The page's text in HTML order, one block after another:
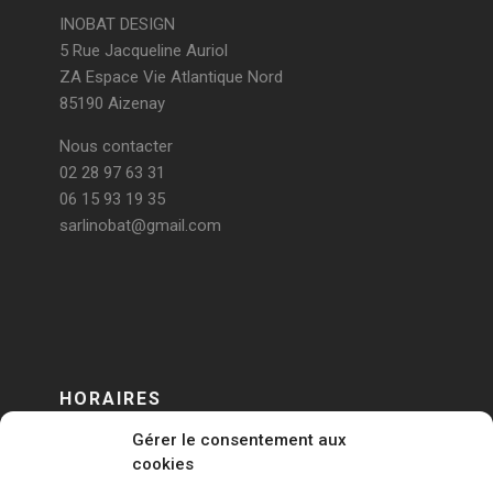
Gérer le consentement aux
cookies
INOBAT DESIGN
5 Rue Jacqueline Auriol
ZA Espace Vie Atlantique Nord
85190 Aizenay
Nous contacter
02 28 97 63 31
06 15 93 19 35
sarlinobat@gmail.com
HORAIRES
DU LUNDI AU VENDREDI